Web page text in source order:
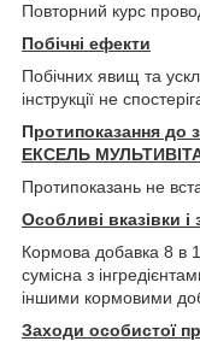
Повторний курс
Побічні ефекти
Побічних явищ та
інструкції не
Протипоказання до
ЕКСЕЛЬ
Протипоказань не
Особливі вказівки
Кормова добавка 8 в
сумісна з
іншими кормовими
Заходи особистої